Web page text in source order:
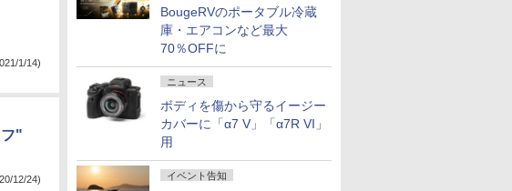
BougeRVのポータブル冷蔵
庫・エアコンなど最大
70％OFFに
ニュース
ボディを傷から守るイージー
カバーに「α7 V」「α7R VI」
用
イベント告知
1/14)
"
12/24)